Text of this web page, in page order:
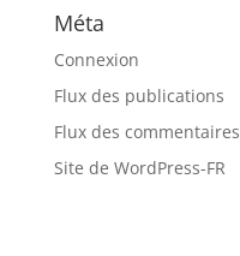
Méta
Connexion
Flux des publications
Flux des commentaires
Site de WordPress-FR